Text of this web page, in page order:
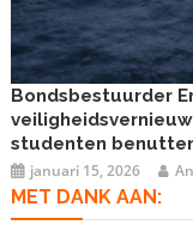
Bondsbestuurder
studenten
januari 15, 2026
MET DANK AAN: